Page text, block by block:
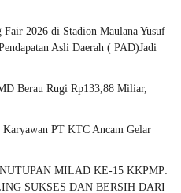
2026 di Stadion Maulana Yusuf
Asli Daerah ( PAD)Jadi
Berau Rugi Rp133,88 Miliar,
PT KTC Ancam Gelar
MILAD KE-15 KKPMP:
SUKSES DAN BERSIH DARI